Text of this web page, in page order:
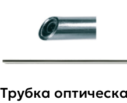
Трубка